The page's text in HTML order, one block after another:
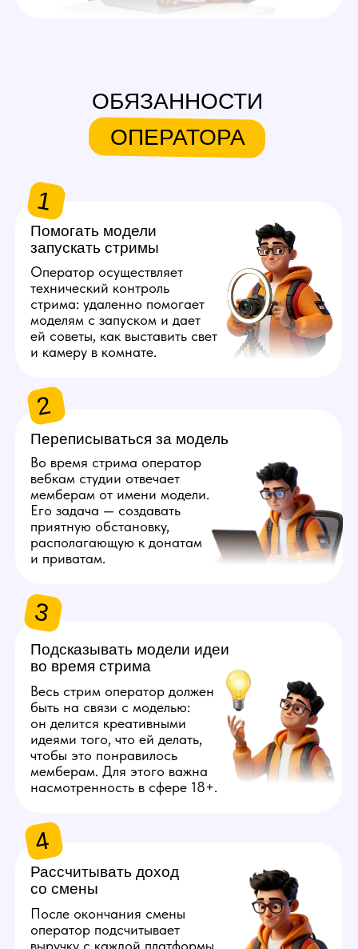
вебкам студии отвечает
мемберам от имени модели.
Его задача — создавать
приятную обстановку,
располагающую к донатам
Подсказывать модели идеи
во время стрима
Весь стрим оператор должен
быть на связи с моделью:
он делится креативными
идеями того, что ей делать,
чтобы это понравилось
мемберам. Для этого важна
насмотренность в сфере 18+.
3
Рассчитывать доход
со смены
После окончания смены
оператор подсчитывает
выручку с каждой платформы
и присылает модели отчет
с информацией, сколько она
заработала.
К ОПЕРАТОРУ ВЕБКАМ
Быть совершеннолетним
Вебкам — это адалт индустрия,
поэтому ключевым требованием
является возраст от 18 лет. Пол
значения не имеет.
1
Опыт работы не обязателен
Начать сотрудничество можно
без опыта: мы обучим
основным навыкам, нужным
в профессии, и вы сможете
успешно приступить к работе
оператора вебкам студии.